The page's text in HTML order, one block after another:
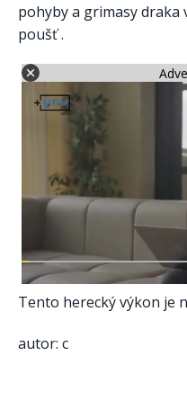
pohyby a grimasy draka
poušť .
Tento herecký výkon je
autor: c